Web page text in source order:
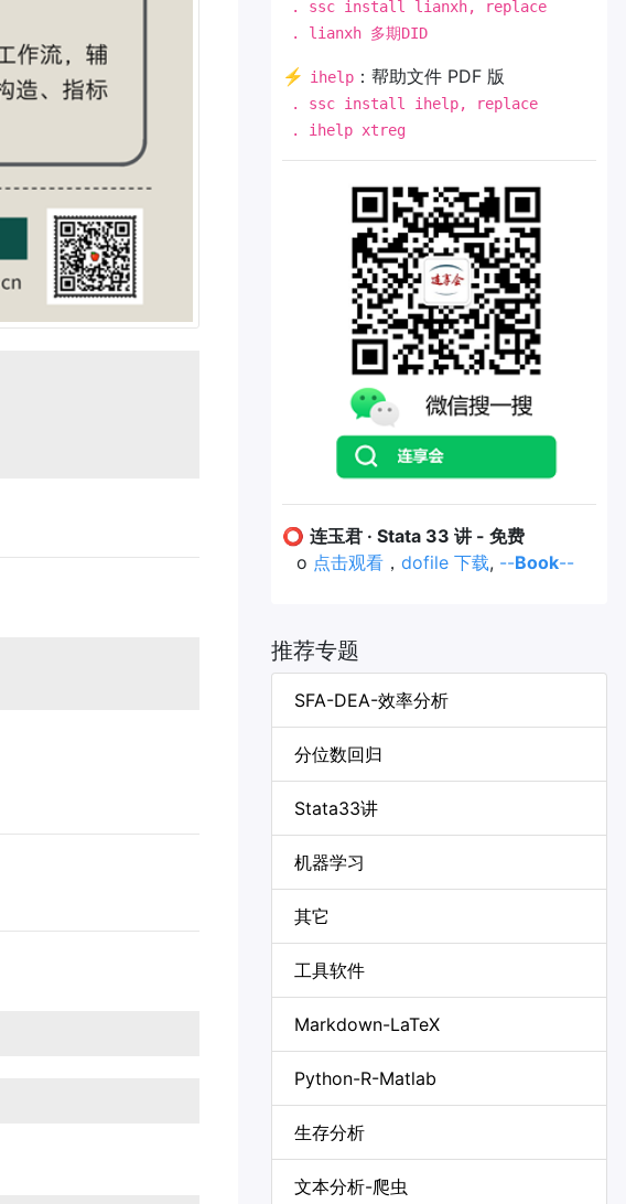
. ssc install lianxh, replace
. lianxh 多期DID
⚡ ihelp ：帮助文件 PDF 版
. ssc install ihelp, replace
. ihelp xtreg
⭕ 连玉君 · Stata 33 讲 - 免费
o 点击观看 ， dofile 下载, --Book--
推荐专题
SFA-DEA-效率分析
分位数回归
Stata33讲
机器学习
其它
工具软件
Markdown-LaTeX
Python-R-Matlab
生存分析
文本分析-爬虫